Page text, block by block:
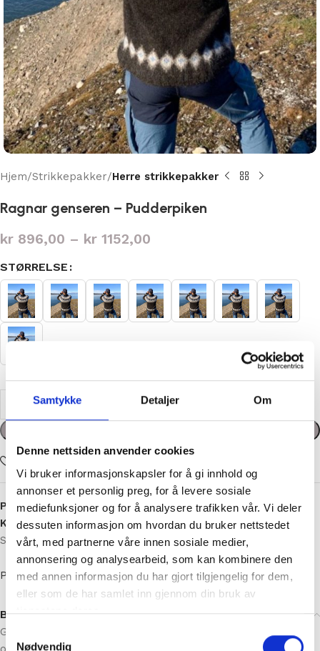
Samtykke Detaljer Om
Denne nettsiden anvender cookies
Vi bruker informasjonskapsler for å gi innhold og
annonser et personlig preg, for å levere sosiale
mediefunksjoner og for å analysere trafikken vår. Vi deler
dessuten informasjon om hvordan du bruker nettstedet
vårt, med partnerne våre innen sosiale medier,
annonsering og analysearbeid, som kan kombinere den
med annen informasjon du har gjort tilgjengelig for dem,
eller som de har samlet inn gjennom din bruk av
tjenestene deres.
Samtykkevalg
Nødvendig
Hjem Strikkepakker Herre strikkepakker
Ragnar genseren – Pudderpiken
kr 896,00 – kr 1152,00
STØRRELSE
896,00
Legg i handlekurv
Add to wishlist
Produktnummer:964
Kategorier: Herre strikkepakker , Strikkepakker
Strikkepakker Pudderpiken
Pudderpiken
Beskrivelse